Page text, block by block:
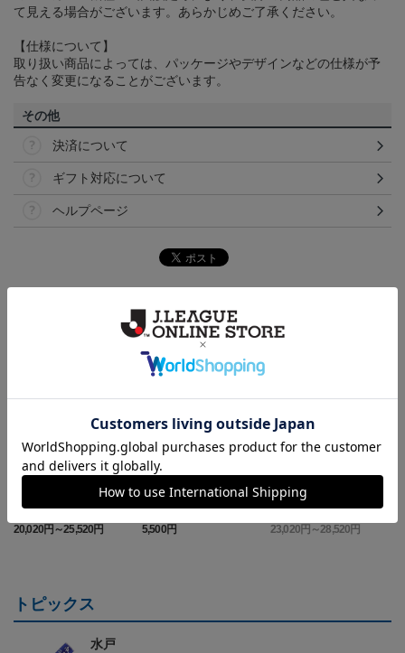
て見える場合がございます。あらかじめご了承ください。
【仕様について】
取り扱い商品によっては、パッケージやデザインなどの仕様が予
告なく変更になることがございます。
その他
決済について
ギフト対応について
ヘルプページ
（Sｰ3XL）2026/27 オー
センティックユニフォー
ム FP 1st
20,020円～25,520円
（130-160cm）2026/27
キッズユニフォーム FP1s
5,500円
（4XL）2026/27 オーセ
ンティックユニフォーム
FP 1st
23,020円～28,520円
トピックス
水戸